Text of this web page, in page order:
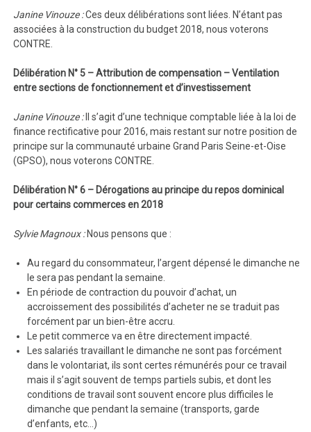
Janine Vinouze :Ces deux délibérations sont liées. N’étant pas
associées à la construction du budget 2018, nous voterons
CONTRE.
Délibération N° 5 – Attribution de compensation – Ventilation
entre sections de fonctionnement et d’investissement
Janine Vinouze :
Il s’agit d’une technique comptable liée à la loi de
finance rectificative pour 2016, mais restant sur notre position de
principe sur la communauté urbaine Grand Paris Seine-et-Oise
(GPSO), nous voterons CONTRE.
Délibération N° 6 – Dérogations au principe du repos dominical
pour certains commerces en 2018
Sylvie Magnoux : Nous pensons que :
Au regard du consommateur, l’argent dépensé le dimanche ne
le sera pas pendant la semaine.
En période de contraction du pouvoir d’achat, un
accroissement des possibilités d’acheter ne se traduit pas
forcément par un bien-être accru.
Le petit commerce va en être directement impacté.
Les salariés travaillant le dimanche ne sont pas forcément
dans le volontariat, ils sont certes rémunérés pour ce travail
mais il s’agit souvent de temps partiels subis, et dont les
conditions de travail sont souvent encore plus difficiles le
dimanche que pendant la semaine (transports, garde
d’enfants, etc…)